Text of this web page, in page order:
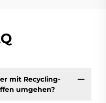
mit Recycling-
umgehen?